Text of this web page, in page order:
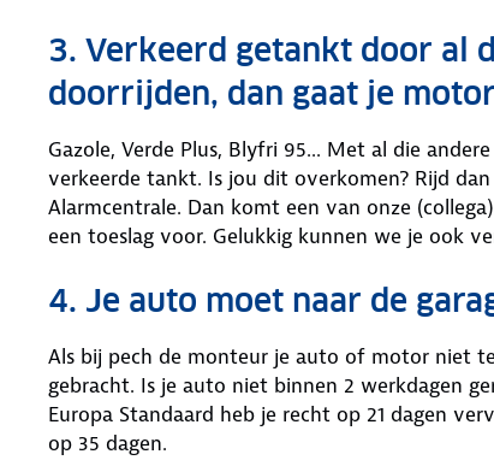
3. Verkeerd getankt door al
doorrijden, dan gaat je
Gazole, Verde Plus, Blyfri 95... Met al die
verkeerde tankt. Is jou dit overkomen? Rijd
Alarmcentrale. Dan komt een van onze
een toeslag voor. Gelukkig kunnen we je ook
4. Je auto moet naar de
Als bij pech de monteur je auto of motor niet
gebracht. Is je auto niet binnen 2 werkdagen
Europa Standaard heb je recht op 21 dagen
op 35 dagen.